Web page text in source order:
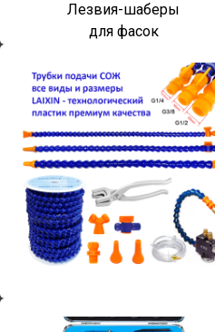
Лезвия-шаберы
для фасок
Винты torx